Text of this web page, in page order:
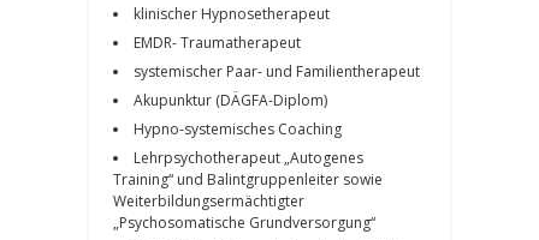
klinischer Hypnosetherapeut
EMDR- Traumatherapeut
systemischer Paar- und Familientherapeut
Akupunktur (DÄGFA-Diplom)
Hypno-systemisches Coaching
Lehrpsychotherapeut „Autogenes
Training“ und Balintgruppenleiter sowie
Weiterbildungsermächtigter
„Psychosomatische Grundversorgung“